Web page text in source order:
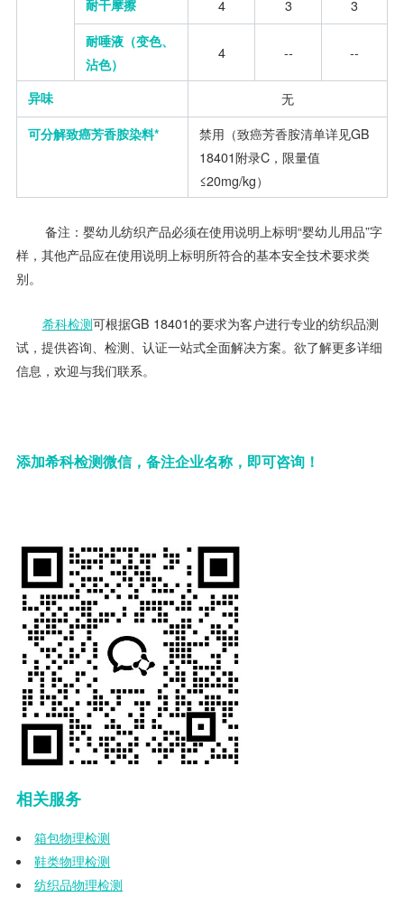
耐干摩擦 4 3
3
耐唾液（变色、
沾色）
4 -- --
异味
无
可分解致癌芳香胺染料*
禁用（致癌芳香胺清单详见GB
18401附录C，限量值
≤20mg/kg）
备注：婴幼儿纺织产品必须在使用说明上标明“婴幼儿用品”字
样，其他产品应在使用说明上标明所符合的基本安全技术要求类
别。
希科检测可根据GB 18401的要求为客户进行专业的纺织品测
试，提供咨询、检测、认证一站式全面解决方案。欲了解更多详细
信息，欢迎与我们联系。
添加希科检测微信，备注企业名称，即可咨询！
相关服务
箱包物理检测
鞋类物理检测
纺织品物理检测